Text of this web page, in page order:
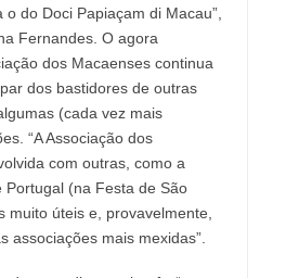
do Doci Papiaçam di Macau”,
Fernandes. O agora
dos Macaenses continua
dos bastidores de outras
(cada vez mais
“A Associação dos
com outras, como a
Portugal (na Festa de São
muito úteis e, provavelmente,
associações mais mexidas”.